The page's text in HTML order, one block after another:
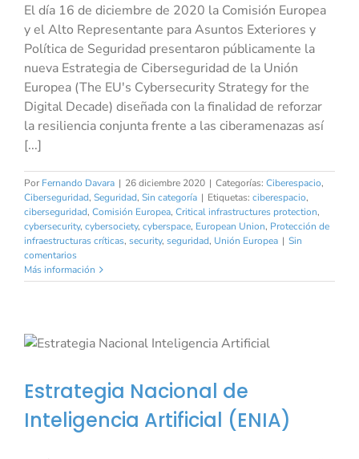
El día 16 de diciembre de 2020 la Comisión Europea
y el Alto Representante para Asuntos Exteriores y
Política de Seguridad presentaron públicamente la
nueva Estrategia de Ciberseguridad de la Unión
Europea (The EU's Cybersecurity Strategy for the
Digital Decade) diseñada con la finalidad de reforzar
la resiliencia conjunta frente a las ciberamenazas así
[...]
Por Fernando Davara | 26 diciembre 2020 | Categorías: Ciberespacio,
Ciberseguridad, Seguridad, Sin categoría | Etiquetas: ciberespacio,
ciberseguridad, Comisión Europea, Critical infrastructures protection,
cybersecurity, cybersociety, cyberspace, European Union, Protección de
infraestructuras críticas, security, seguridad, Unión Europea | Sin
comentarios
Más información
Estrategia Nacional de
Inteligencia Artificial (ENIA)